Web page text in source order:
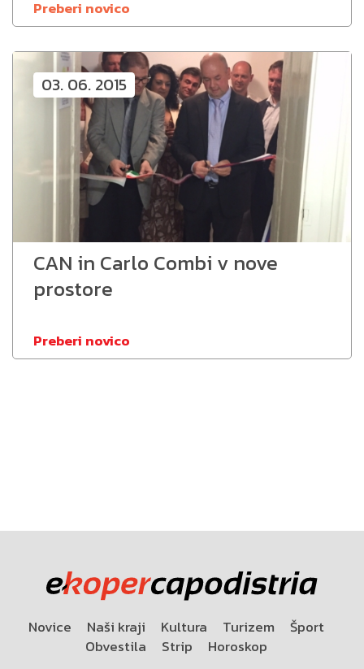
Preberi novico
03. 06. 2015
CAN in Carlo Combi v nove
prostore
Preberi novico
Novice Naši kraji Kultura Turizem
Šport
Obvestila
Strip Horoskop